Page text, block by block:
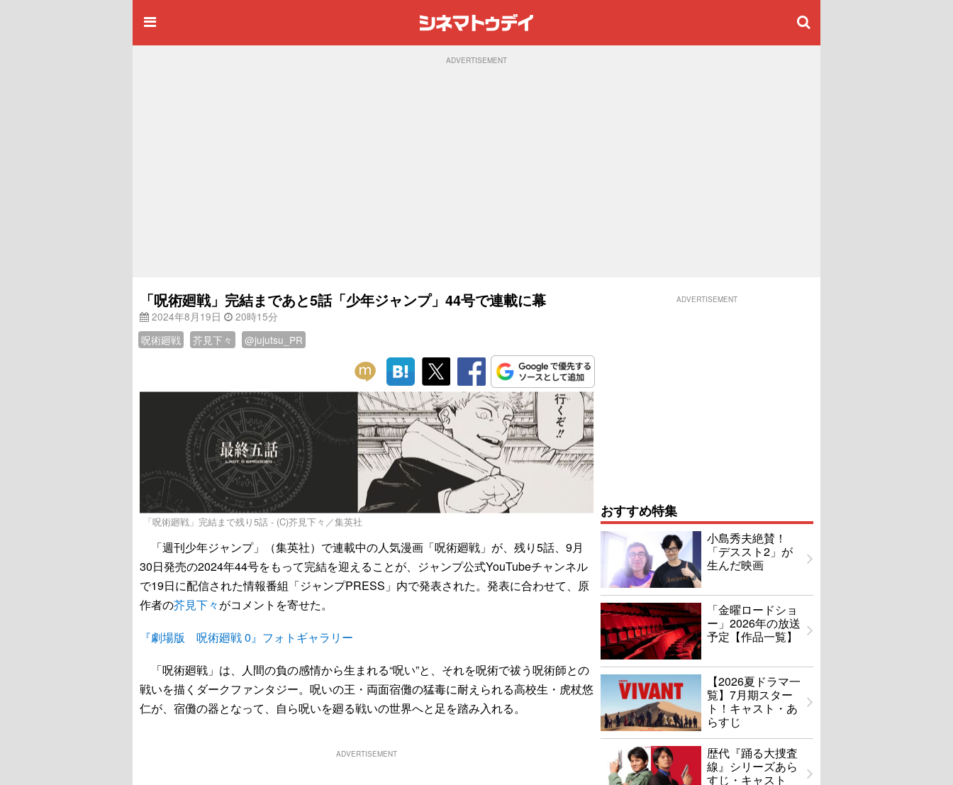
ADVERTISEMENT
「呪術廻戦」完結まであと5話「少年ジャンプ」44号で連載に幕
2024年8月19日
20時15分
呪術廻戦
芥見下々 @jujutsu_PR
「呪術廻戦」完結まで残り5話 - (C)芥見下々／集英社
「週刊少年ジャンプ」（集英社）で連載中の人気漫画「呪術廻戦」が、残り5話、9月
30日発売の2024年44号をもって完結を迎えることが、ジャンプ公式YouTubeチャンネル
で19日に配信された情報番組「ジャンプPRESS」内で発表された。発表に合わせて、原
作者の芥見下々がコメントを寄せた。
『劇場版 呪術廻戦 0』フォトギャラリー
「呪術廻戦」は、人間の負の感情から生まれる“呪い”と、それを呪術で祓う呪術師との
戦いを描くダークファンタジー。呪いの王・両面宿儺の猛毒に耐えられる高校生・虎杖悠
仁が、宿儺の器となって、自ら呪いを廻る戦いの世界へと足を踏み入れる。
ADVERTISEMENT
ADVERTISEMENT
おすすめ特集
小島秀夫絶賛！
「デススト2」が
生んだ映画
「金曜ロードショ
ー」2026年の放送
予定【作品一覧】
【2026夏ドラマ一
覧】7月期スター
ト！キャスト・あ
らすじ
歴代『踊る大捜査
線』シリーズあら
すじ・キャスト